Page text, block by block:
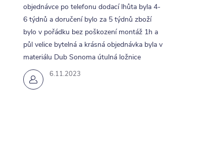
6.11.2023
objednávce po telefonu dodací lhůta byla 4-
6 týdnů a doručení bylo za 5 týdnů zboží
bylo v pořádku bez poškození montáž 1h a
půl velice bytelná a krásná objednávka byla v
materiálu Dub Sonoma útulná ložnice